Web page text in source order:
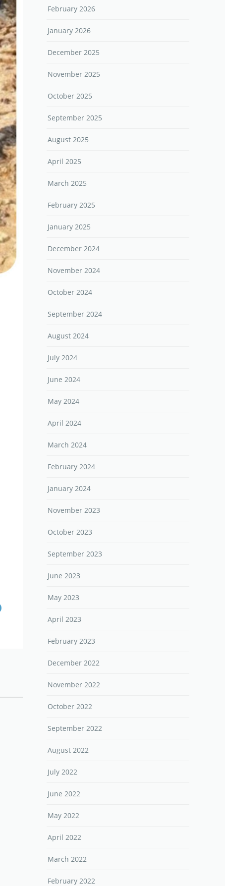
February 2026
January 2026
December 2025
November 2025
October 2025
September 2025
August 2025
April 2025
March 2025
February 2025
January 2025
December 2024
November 2024
October 2024
September 2024
August 2024
July 2024
June 2024
May 2024
April 2024
March 2024
February 2024
January 2024
November 2023
October 2023
September 2023
June 2023
May 2023
April 2023
February 2023
December 2022
November 2022
October 2022
September 2022
August 2022
July 2022
June 2022
May 2022
April 2022
March 2022
February 2022